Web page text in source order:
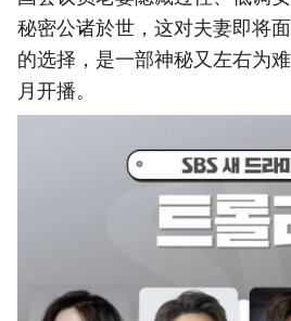
秘密公诸於世，这对夫妻即将
的选择，是一部神秘又左右为
月开播。